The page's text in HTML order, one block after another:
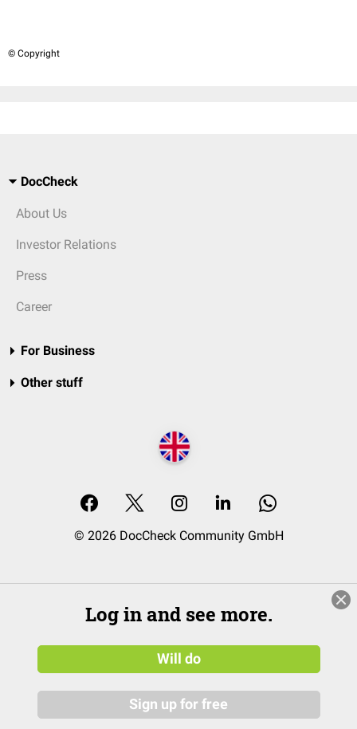
© Copyright
DocCheck
About Us
Investor Relations
Press
Career
For Business
Other stuff
© 2026 DocCheck Community GmbH
Log in and see more.
Will do
Sign up for free